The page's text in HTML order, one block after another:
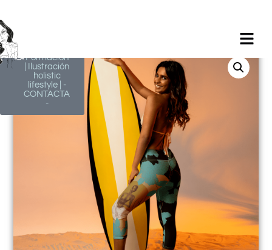
Formación
| Ilustración
holistic
lifestyle | -
CONTACTA
-